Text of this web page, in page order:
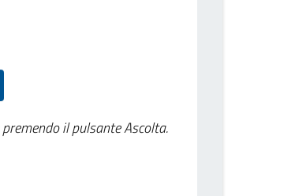
il pulsante Ascolta.